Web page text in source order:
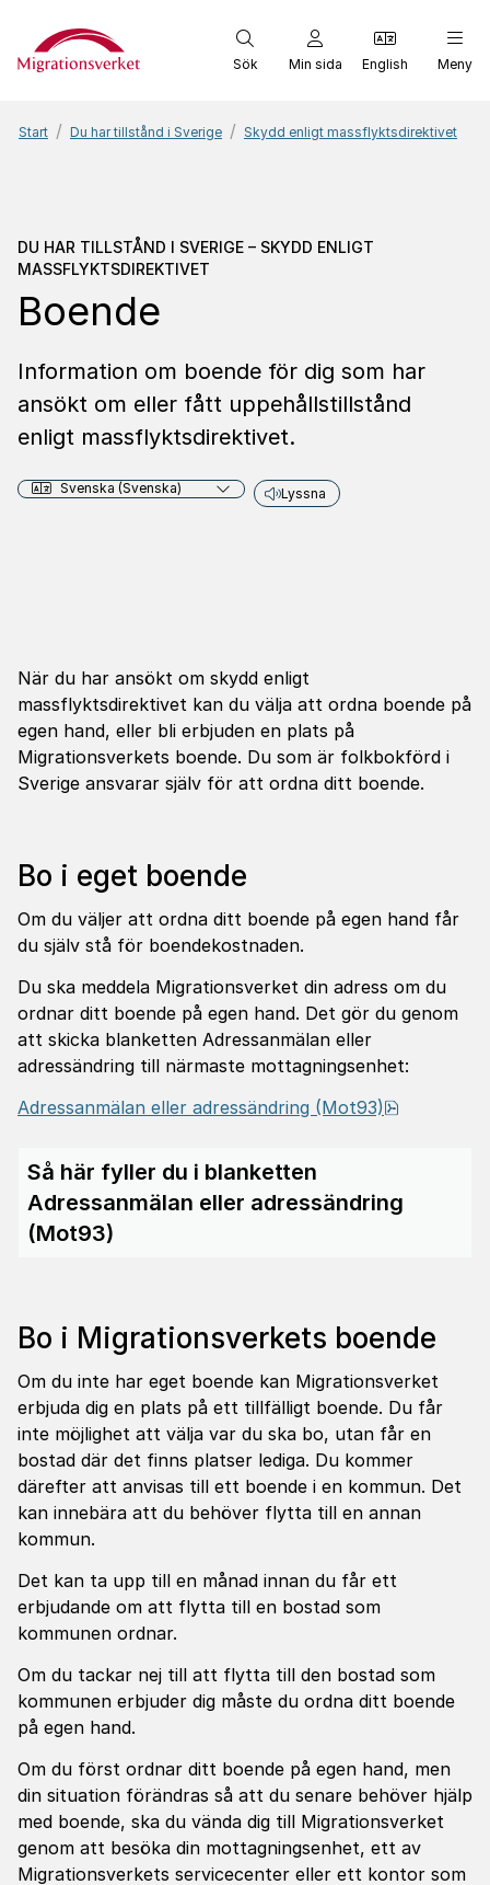
Start
Sök Min sida English Meny
Start Du har tillstånd i Sverige Skydd enligt massflyktsdirektivet
Du har tillstånd i
DU HAR TILLSTÅND I SVERIGE – SKYDD ENLIGT
MASSFLYKTSDIREKTIVET
Boende
Information om boende för dig som har
ansökt om eller fått uppehållstillstånd
enligt massflyktsdirektivet.
Svenska (Svenska) Lyssna
När du har ansökt om skydd enligt
massflyktsdirektivet kan du välja att ordna boende på
egen hand, eller bli erbjuden en plats på
Migrationsverkets boende. Du som är folkbokförd i
Sverige ansvarar själv för att ordna ditt boende.
Bo i eget boende
Om du väljer att ordna ditt boende på egen hand får
du själv stå för boendekostnaden.
Du ska meddela Migrationsverket din adress om du
ordnar ditt boende på egen hand. Det gör du genom
att skicka blanketten Adressanmälan eller
adressändring till närmaste mottagningsenhet:
Adressanmälan eller adressändring (Mot93)
Så här fyller du i blanketten
Adressanmälan eller adressändring
(Mot93)
Bo i Migrationsverkets boende
Om du inte har eget boende kan Migrationsverket
erbjuda dig en plats på ett tillfälligt boende. Du får
inte möjlighet att välja var du ska bo, utan får en
bostad där det finns platser lediga. Du kommer
därefter att anvisas till ett boende i en kommun. Det
kan innebära att du behöver flytta till en annan
kommun.
Det kan ta upp till en månad innan du får ett
erbjudande om att flytta till en bostad som
kommunen ordnar.
Om du tackar nej till att flytta till den bostad som
kommunen erbjuder dig måste du ordna ditt boende
på egen hand.
Om du först ordnar ditt boende på egen hand, men
din situation förändras så att du senare behöver hjälp
med boende, ska du vända dig till Migrationsverket
genom att besöka din mottagningsenhet, ett av
Migrationsverkets servicecenter eller ett kontor som